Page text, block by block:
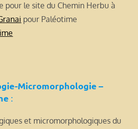
pour le site du Chemin Herbu à
pour Paléotime
Micromorphologie –
:
et micromorphologiques du